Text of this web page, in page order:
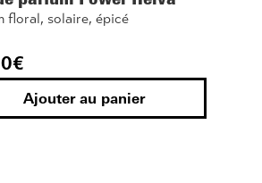
floral, solaire, épicé
€
Ajouter au panier